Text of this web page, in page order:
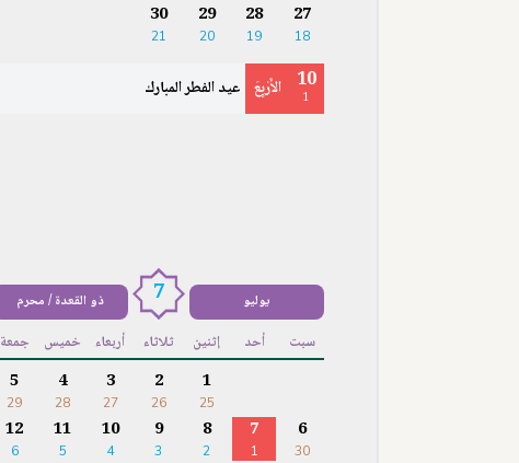
27
18
28
19
29
20
30
21
10
1 الأَرْبِعَ عيد الفطر المبارك
يوليو 7 ذو القعدة / محرم
سبت أحد إثنين ثلاثاء أربعاء خميس جمعة
1
25
2
26
3
27
4
28
5
29
6
30
7
1
8
2
9
3
10
4
11
5
12
6